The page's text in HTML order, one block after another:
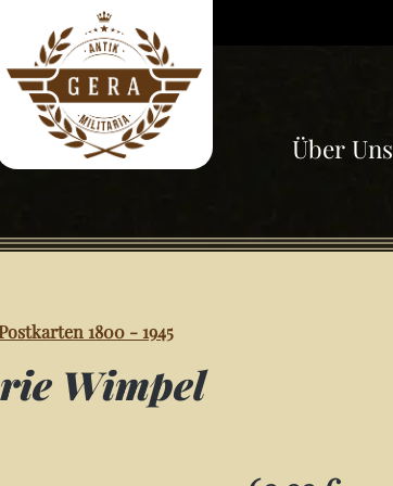
Über Uns
1800 - 1945
Wimpel
Regulärer Preis: